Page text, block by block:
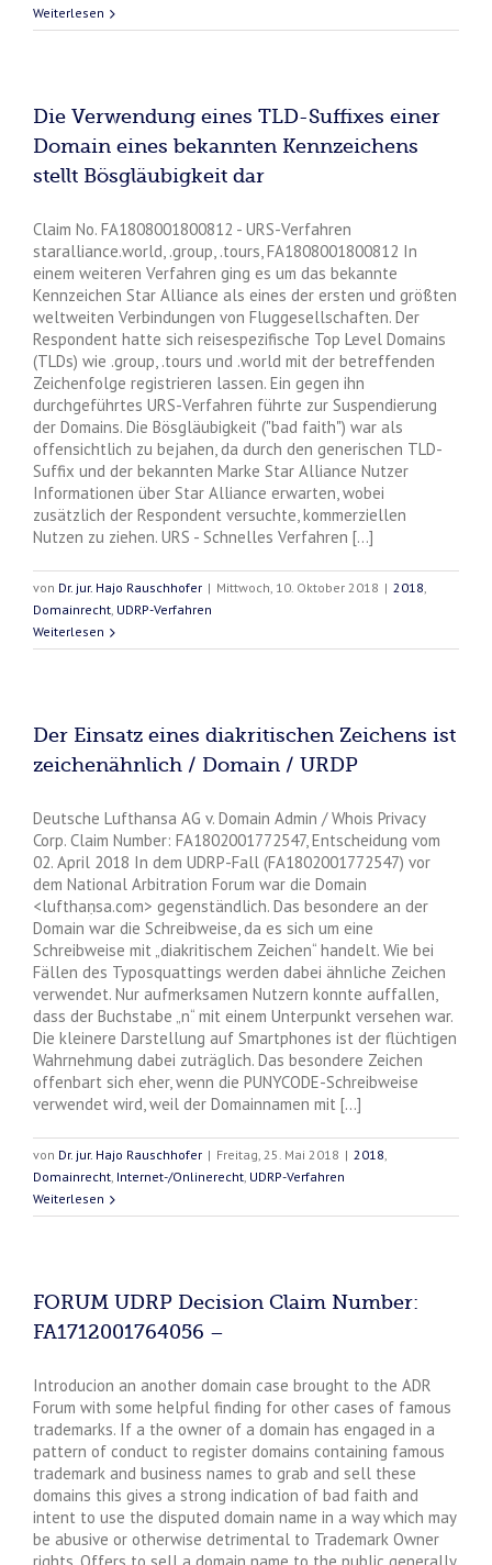
Weiterlesen
Die Verwendung eines TLD-Suffixes einer
Domain eines bekannten Kennzeichens
stellt Bösgläubigkeit dar
Claim No. FA1808001800812 - URS-Verfahren
staralliance.world, .group, .tours, FA1808001800812 In
einem weiteren Verfahren ging es um das bekannte
Kennzeichen Star Alliance als eines der ersten und größten
weltweiten Verbindungen von Fluggesellschaften. Der
Respondent hatte sich reisespezifische Top Level Domains
(TLDs) wie .group, .tours und .world mit der betreffenden
Zeichenfolge registrieren lassen. Ein gegen ihn
durchgeführtes URS-Verfahren führte zur Suspendierung
der Domains. Die Bösgläubigkeit ("bad faith") war als
offensichtlich zu bejahen, da durch den generischen TLD-
Suffix und der bekannten Marke Star Alliance Nutzer
Informationen über Star Alliance erwarten, wobei
zusätzlich der Respondent versuchte, kommerziellen
Nutzen zu ziehen. URS - Schnelles Verfahren [...]
von Dr. jur. Hajo Rauschhofer | Mittwoch, 10. Oktober 2018 | 2018,
Domainrecht, UDRP-Verfahren
Weiterlesen
Der Einsatz eines diakritischen Zeichens ist
zeichenähnlich / Domain / URDP
Deutsche Lufthansa AG v. Domain Admin / Whois Privacy
Corp. Claim Number: FA1802001772547, Entscheidung vom
02. April 2018 In dem UDRP-Fall (FA1802001772547) vor
dem National Arbitration Forum war die Domain
<lufthaṇsa.com> gegenständlich. Das besondere an der
Domain war die Schreibweise, da es sich um eine
Schreibweise mit „diakritischem Zeichen“ handelt. Wie bei
Fällen des Typosquattings werden dabei ähnliche Zeichen
verwendet. Nur aufmerksamen Nutzern konnte auffallen,
dass der Buchstabe „n“ mit einem Unterpunkt versehen war.
Die kleinere Darstellung auf Smartphones ist der flüchtigen
Wahrnehmung dabei zuträglich. Das besondere Zeichen
offenbart sich eher, wenn die PUNYCODE-Schreibweise
verwendet wird, weil der Domainnamen mit [...]
von Dr. jur. Hajo Rauschhofer | Freitag, 25. Mai 2018 | 2018,
Domainrecht, Internet-/Onlinerecht, UDRP-Verfahren
Weiterlesen
FORUM UDRP Decision Claim Number:
FA1712001764056 –
Introducion an another domain case brought to the ADR
Forum with some helpful finding for other cases of famous
trademarks. If a the owner of a domain has engaged in a
pattern of conduct to register domains containing famous
trademark and business names to grab and sell these
domains this gives a strong indication of bad faith and
intent to use the disputed domain name in a way which may
be abusive or otherwise detrimental to Trademark Owner